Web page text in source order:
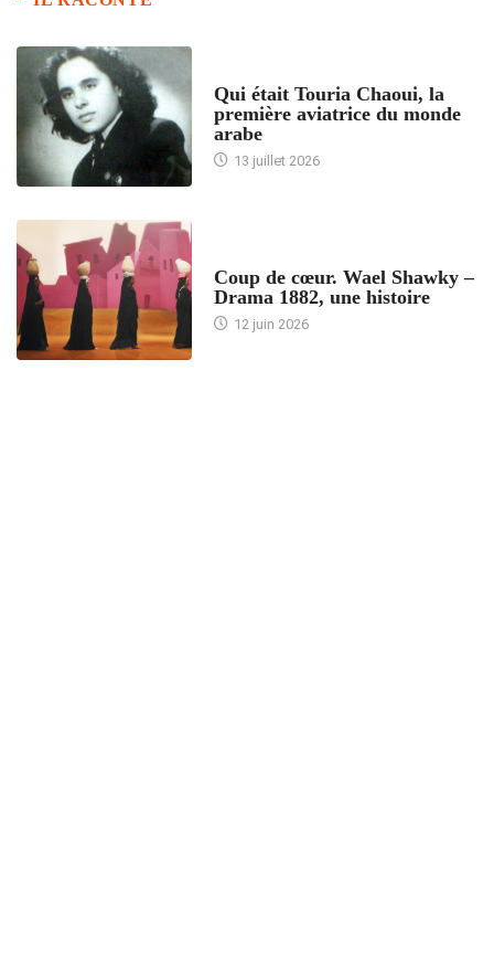
Qui était Touria Chaoui, la
première aviatrice du monde
arabe
13 juillet 2026
Coup de cœur. Wael Shawky –
Drama 1882, une histoire
12 juin 2026